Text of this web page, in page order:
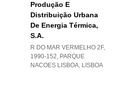
Produção E
Distribuição Urbana
De Energia Térmica,
S.a.
R DO MAR VERMELHO 2F,
1990-152, PARQUE
NACOES LISBOA, LISBOA